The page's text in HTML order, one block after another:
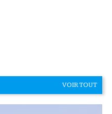
VOIR TOUT